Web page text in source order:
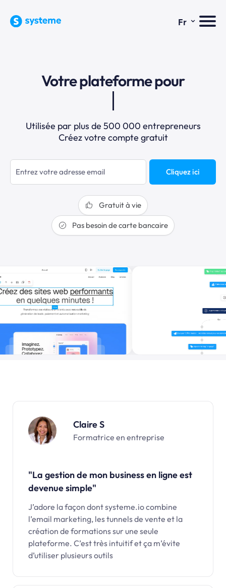
Fr ⌄
Votre plateforme pour
Utilisée par plus de 500 000 entrepreneurs
Créez votre compte gratuit
Cliquez ici
Gratuit à vie
Pas besoin de carte bancaire
Claire S
Formatrice en entreprise
"La gestion de mon business en ligne est
devenue simple"
J’adore la façon dont systeme.io combine
l’email marketing, les tunnels de vente et la
création de formations sur une seule
plateforme. C’est très intuitif et ça m’évite
d’utiliser plusieurs outils